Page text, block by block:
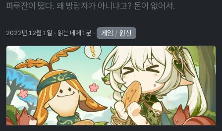
파루잔이 떴다. 왜 방랑자가 아니냐고? 돈이 없어서.
2022년 12월 1일 읽는 데에 1분 게임 /원신